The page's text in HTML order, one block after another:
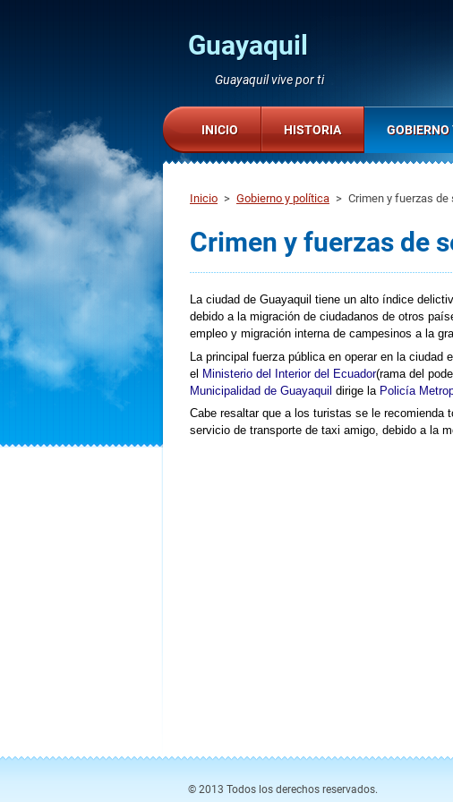
Guayaquil
Guayaquil vive por ti
Inicio > Gobierno y política > Crimen y fuerzas de
Crimen y fuerzas de
La ciudad de Guayaquil tiene un alto índice
debido a la migración de ciudadanos de otros
empleo y migración interna de campesinos a la
La principal fuerza pública en operar en la ciudad
el Ministerio del Interior del Ecuador(rama del
Municipalidad de Guayaquil dirige la Policía
Cabe resaltar que a los turistas se le
servicio de transporte de taxi amigo, debido a la
INICIO HISTORIA
© 2013 Todos los derechos reservados.